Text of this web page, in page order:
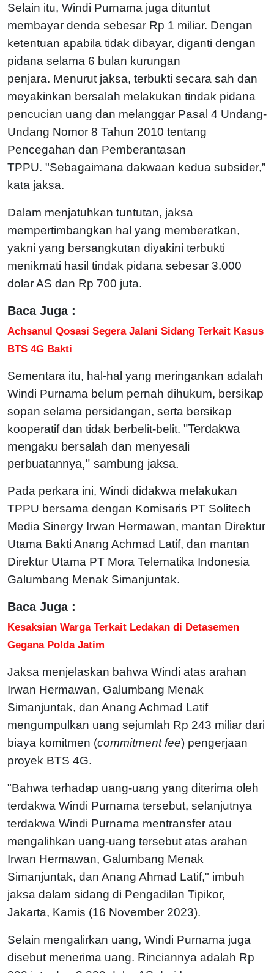
Selain itu, Windi Purnama juga dituntut
membayar denda sebesar Rp 1 miliar. Dengan
ketentuan apabila tidak dibayar, diganti dengan
pidana selama 6 bulan kurungan
penjara. Menurut jaksa, terbukti secara sah dan
meyakinkan bersalah melakukan tindak pidana
pencucian uang dan melanggar Pasal 4 Undang-
Undang Nomor 8 Tahun 2010 tentang
Pencegahan dan Pemberantasan
TPPU. "Sebagaimana dakwaan kedua subsider,”
kata jaksa.
Dalam menjatuhkan tuntutan, jaksa
mempertimbangkan hal yang memberatkan,
yakni yang bersangkutan diyakini terbukti
menikmati hasil tindak pidana sebesar 3.000
dolar AS dan Rp 700 juta.
Baca Juga :
Achsanul Qosasi Segera Jalani Sidang Terkait Kasus
BTS 4G Bakti
Sementara itu, hal-hal yang meringankan adalah
Windi Purnama belum pernah dihukum, bersikap
sopan selama persidangan, serta bersikap
kooperatif dan tidak berbelit-belit. "Terdakwa
mengaku bersalah dan menyesali
perbuatannya," sambung jaksa.
Pada perkara ini, Windi didakwa melakukan
TPPU bersama dengan Komisaris PT Solitech
Media Sinergy Irwan Hermawan, mantan Direktur
Utama Bakti Anang Achmad Latif, dan mantan
Direktur Utama PT Mora Telematika Indonesia
Galumbang Menak Simanjuntak.
Baca Juga :
Kesaksian Warga Terkait Ledakan di Detasemen
Gegana Polda Jatim
Jaksa menjelaskan bahwa Windi atas arahan
Irwan Hermawan, Galumbang Menak
Simanjuntak, dan Anang Achmad Latif
mengumpulkan uang sejumlah Rp 243 miliar dari
biaya komitmen (commitment fee) pengerjaan
proyek BTS 4G.
"Bahwa terhadap uang-uang yang diterima oleh
terdakwa Windi Purnama tersebut, selanjutnya
terdakwa Windi Purnama mentransfer atau
mengalihkan uang-uang tersebut atas arahan
Irwan Hermawan, Galumbang Menak
Simanjuntak, dan Anang Ahmad Latif," imbuh
jaksa dalam sidang di Pengadilan Tipikor,
Jakarta, Kamis (16 November 2023).
Selain mengalirkan uang, Windi Purnama juga
disebut menerima uang. Rinciannya adalah Rp